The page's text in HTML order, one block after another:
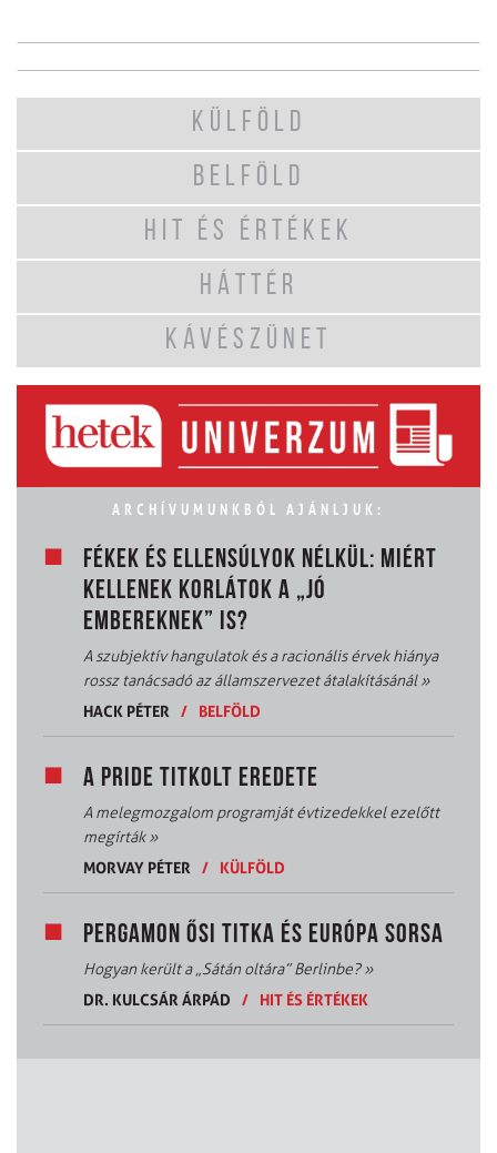
KÜLFÖLD
BELFÖLD
HIT ÉS ÉRTÉKEK
HÁTTÉR
KÁVÉSZÜNET
ARCHÍVUMUNKBÓL AJÁNLJUK:
FÉKEK ÉS ELLENSÚLYOK NÉLKÜL: MIÉRT
KELLENEK KORLÁTOK A „JÓ
EMBEREKNEK” IS?
A szubjektív hangulatok és a racionális érvek hiánya
rossz tanácsadó az államszervezet átalakításánál»
HACK PÉTER
/ BELFÖLD
A PRIDE TITKOLT EREDETE
A melegmozgalom programját évtizedekkel ezelőtt
megírták»
MORVAY PÉTER
/ KÜLFÖLD
PERGAMON ŐSI TITKA ÉS EURÓPA SORSA
Hogyan került a „Sátán oltára” Berlinbe?»
DR. KULCSÁR ÁRPÁD
/ HIT ÉS ÉRTÉKEK